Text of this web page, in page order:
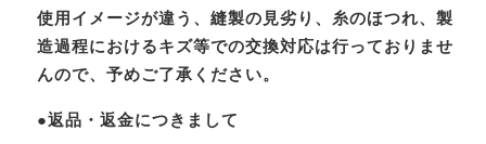
使用イメージが違う、縫製の見劣り、糸のほつれ、製
造過程におけるキズ等での交換対応は行っておりませ
んので、予めご了承ください。
●返品・返金につきまして